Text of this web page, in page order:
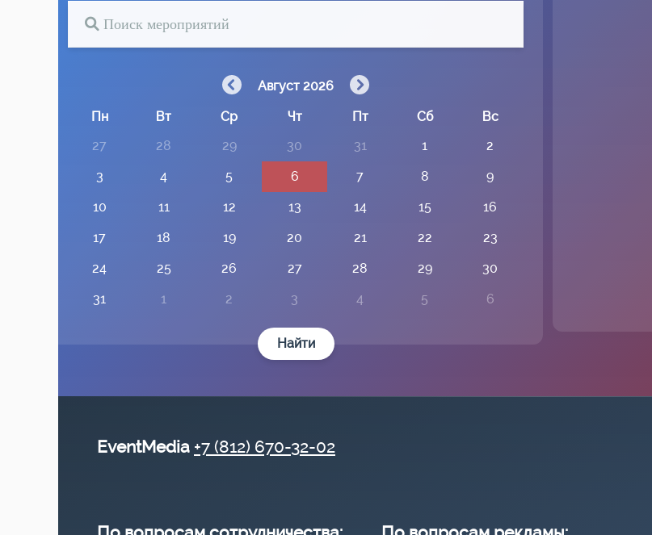
Август 2026
Пн
Вт Ср Чт Пт Сб
Вс
27
28 29 30 31 1
2
3
4 5 6 7 8
9
10
11 12 13 14 15
16
17
18 19 20 21 22
23
24
25 26 27 28 29
30
31
1 2 3 4 5 6
Найти
EventMedia +7 (812) 670-32-02